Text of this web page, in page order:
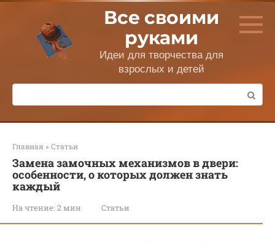
Перейти
контенту
Все своими
руками
Идеи для творчества для
взрослых и детей
Поиск:
Главная » Статьи
Замена замочных механизмов в двери:
особенности, о которых должен знать
каждый
На чтение: 2 мин Статьи